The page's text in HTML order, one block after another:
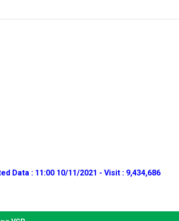
Data : 11:00 10/11/2021 - Visit : 9,434,686